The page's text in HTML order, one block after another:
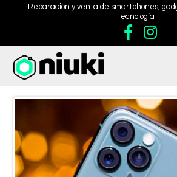
Reparación y venta de smartphones,
tecnología